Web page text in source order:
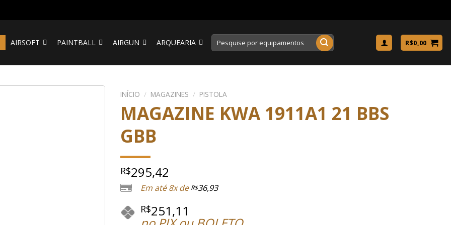
AIRSOFT PAINTBALL AIRGUN ARQUEARIA
Pesquisar
por:
R$0,00
INÍCIO / MAGAZINES / PISTOLA
MAGAZINE KWA 1911A1 21 BBS
GBB
R$295,42
Em até 8x de R$36,93
R$251,11